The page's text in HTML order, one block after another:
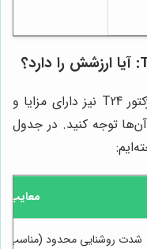
همانند هر دستگاه دیگری، ویدئو پروژکتور T24 نیز دارای مزایا و
توجه کنید. در جدول
معایب
شدت روشنایی محدود (مناسب